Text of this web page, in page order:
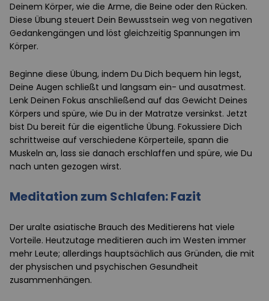
Deinem Körper, wie die Arme, die Beine oder den Rücken.
Diese Übung steuert Dein Bewusstsein weg von negativen
Gedankengängen und löst gleichzeitig Spannungen im
Körper.
Beginne diese Übung, indem Du Dich bequem hin legst,
Deine Augen schließt und langsam ein- und ausatmest.
Lenk Deinen Fokus anschließend auf das Gewicht Deines
Körpers und spüre, wie Du in der Matratze versinkst. Jetzt
bist Du bereit für die eigentliche Übung. Fokussiere Dich
schrittweise auf verschiedene Körperteile, spann die
Muskeln an, lass sie danach erschlaffen und spüre, wie Du
nach unten gezogen wirst.
Meditation zum Schlafen: Fazit
Der uralte asiatische Brauch des Meditierens hat viele
Vorteile. Heutzutage meditieren auch im Westen immer
mehr Leute; allerdings hauptsächlich aus Gründen, die mit
der physischen und psychischen Gesundheit
zusammenhängen.